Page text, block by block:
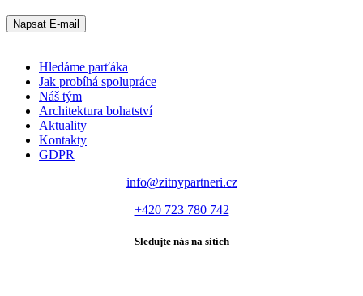
Napsat E-mail
Hledáme parťáka
Jak probíhá spolupráce
Náš tým
Architektura bohatství
Aktuality
Kontakty
GDPR
info@zitnypartneri.cz
+420 723 780 742
Sledujte nás na sítích